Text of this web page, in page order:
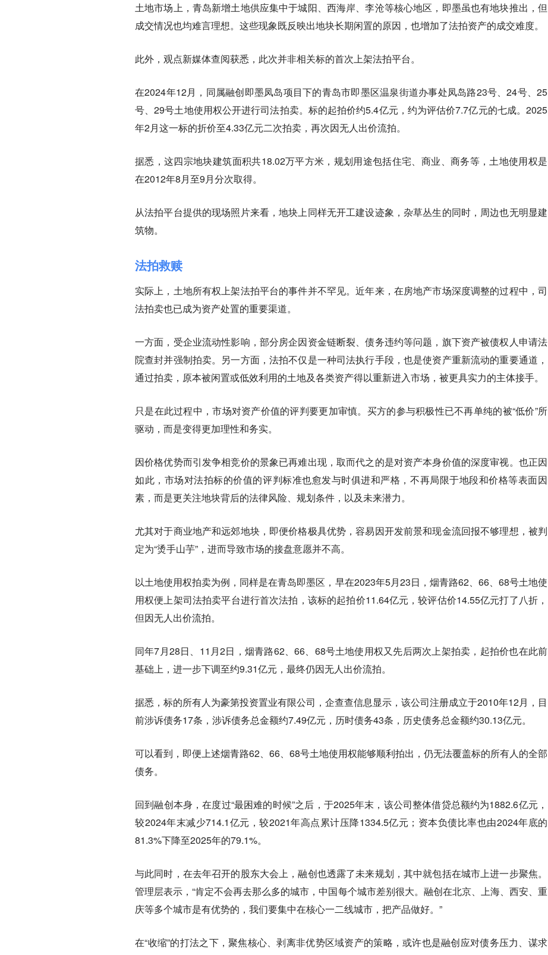
土地市场上，青岛新增土地供应集中于城阳、西海岸、李沧等核心地区，即墨虽也有地块推出，但
成交情况也均难言理想。这些现象既反映出地块长期闲置的原因，也增加了法拍资产的成交难度。
此外，观点新媒体查阅获悉，此次并非相关标的首次上架法拍平台。
在2024年12月，同属融创即墨凤岛项目下的青岛市即墨区温泉街道办事处凤岛路23号、24号、25
号、29号土地使用权公开进行司法拍卖。标的起拍价约5.4亿元，约为评估价7.7亿元的七成。2025
年2月这一标的折价至4.33亿元二次拍卖，再次因无人出价流拍。
据悉，这四宗地块建筑面积共18.02万平方米，规划用途包括住宅、商业、商务等，土地使用权是
在2012年8月至9月分次取得。
从法拍平台提供的现场照片来看，地块上同样无开工建设迹象，杂草丛生的同时，周边也无明显建
筑物。
法拍救赎
实际上，土地所有权上架法拍平台的事件并不罕见。近年来，在房地产市场深度调整的过程中，司
法拍卖也已成为资产处置的重要渠道。
一方面，受企业流动性影响，部分房企因资金链断裂、债务违约等问题，旗下资产被债权人申请法
院查封并强制拍卖。另一方面，法拍不仅是一种司法执行手段，也是使资产重新流动的重要通道，
通过拍卖，原本被闲置或低效利用的土地及各类资产得以重新进入市场，被更具实力的主体接手。
只是在此过程中，市场对资产价值的评判要更加审慎。买方的参与积极性已不再单纯的被“低价”所
驱动，而是变得更加理性和务实。
因价格优势而引发争相竞价的景象已再难出现，取而代之的是对资产本身价值的深度审视。也正因
如此，市场对法拍标的价值的评判标准也愈发与时俱进和严格，不再局限于地段和价格等表面因
素，而是更关注地块背后的法律风险、规划条件，以及未来潜力。
尤其对于商业地产和远郊地块，即便价格极具优势，容易因开发前景和现金流回报不够理想，被判
定为“烫手山芋”，进而导致市场的接盘意愿并不高。
以土地使用权拍卖为例，同样是在青岛即墨区，早在2023年5月23日，烟青路62、66、68号土地使
用权便上架司法拍卖平台进行首次法拍，该标的起拍价11.64亿元，较评估价14.55亿元打了八折，
但因无人出价流拍。
同年7月28日、11月2日，烟青路62、66、68号土地使用权又先后两次上架拍卖，起拍价也在此前
基础上，进一步下调至约9.31亿元，最终仍因无人出价流拍。
据悉，标的所有人为豪第投资置业有限公司，企查查信息显示，该公司注册成立于2010年12月，目
前涉诉债务17条，涉诉债务总金额约7.49亿元，历时债务43条，历史债务总金额约30.13亿元。
可以看到，即便上述烟青路62、66、68号土地使用权能够顺利拍出，仍无法覆盖标的所有人的全部
债务。
回到融创本身，在度过“最困难的时候”之后，于2025年末，该公司整体借贷总额约为1882.6亿元，
较2024年末减少714.1亿元，较2021年高点累计压降1334.5亿元；资本负债比率也由2024年底的
81.3%下降至2025年的79.1%。
与此同时，在去年召开的股东大会上，融创也透露了未来规划，其中就包括在城市上进一步聚焦。
管理层表示，“肯定不会再去那么多的城市，中国每个城市差别很大。融创在北京、上海、西安、重
庆等多个城市是有优势的，我们要集中在核心一二线城市，把产品做好。”
在“收缩”的打法之下，聚焦核心、剥离非优势区域资产的策略，或许也是融创应对债务压力、谋求